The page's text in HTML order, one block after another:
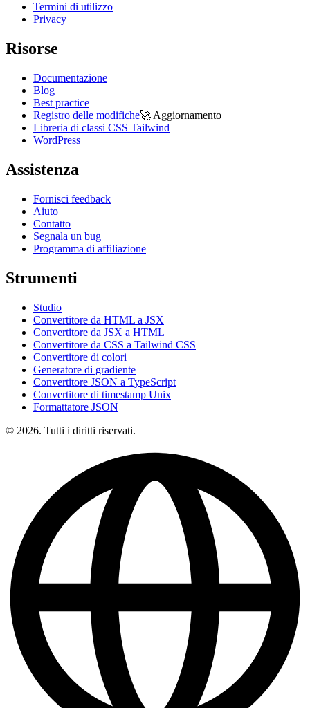
Termini di utilizzo
Privacy
Risorse
Documentazione
Blog
Best practice
Registro delle modifiche🚀 Aggiornamento
Libreria di classi CSS Tailwind
WordPress
Assistenza
Fornisci feedback
Aiuto
Contatto
Segnala un bug
Programma di affiliazione
Strumenti
Studio
Convertitore da HTML a JSX
Convertitore da JSX a HTML
Convertitore da CSS a Tailwind CSS
Convertitore di colori
Generatore di gradiente
Convertitore JSON a TypeScript
Convertitore di timestamp Unix
Formattatore JSON
© 2026. Tutti i diritti riservati.